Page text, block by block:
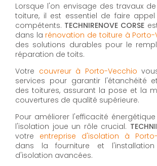
Lorsque l'on envisage des travaux
toiture, il est essentiel de faire
compétents. TECHNIRENOVE CORSE
dans la rénovation de toiture à Porto-
des solutions durables pour le
réparation de toits.
Votre couvreur à Porto-Vecchio
services pour garantir l'étanchéité
des toitures, assurant la pose et la
couvertures de qualité supérieure.
Pour améliorer l'efficacité
l'isolation joue un rôle crucial.
votre entreprise d'isolation à
dans la fourniture et
d'isolation avancées.